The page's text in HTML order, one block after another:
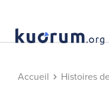
Accueil Histoires